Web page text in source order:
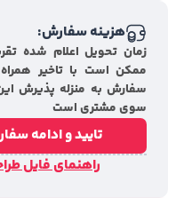
هزینه سفارش:
زمان تحویل اعلام شده
ممکن است با تاخیر
سفارش به منزله پذیرش
سوی مشتری است
تایید و ادامه سفارش
راهنمای فایل